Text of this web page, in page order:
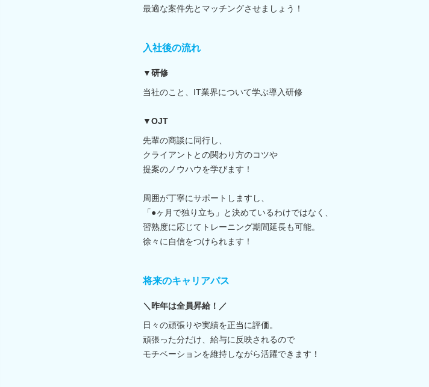
最適な案件先とマッチングさせましょう！
入社後の流れ
▼研修
当社のこと、IT業界について学ぶ導入研修
▼OJT
先輩の商談に同行し、
クライアントとの関わり方のコツや
提案のノウハウを学びます！
周囲が丁寧にサポートしますし、
「●ヶ月で独り立ち」と決めているわけではなく、
習熟度に応じてトレーニング期間延長も可能。
徐々に自信をつけられます！
将来のキャリアパス
＼昨年は全員昇給！／
日々の頑張りや実績を正当に評価。
頑張った分だけ、給与に反映されるので
モチベーションを維持しながら活躍できます！